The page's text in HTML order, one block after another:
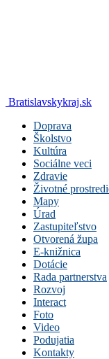
Bratislavskykraj.sk
Doprava
Školstvo
Kultúra
Sociálne veci
Zdravie
Životné
Mapy
Úrad
Zastupiteľstvo
Otvorená župa
E-knižnica
Dotácie
Rada partnerstva
Rozvoj
Interact
Foto
Video
Podujatia
Kontakty